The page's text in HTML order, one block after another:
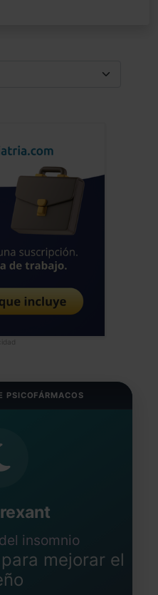
PSICOFÁRMACOS
insomnio
mejorar el